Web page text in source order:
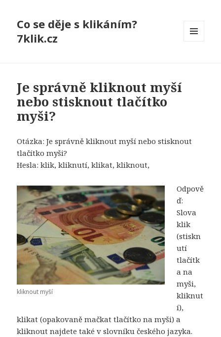
Co se děje s klikáním?
7klik.cz
Je správně kliknout myší
nebo stisknout tlačítko
myši?
Otázka: Je správně kliknout myší nebo stisknout
tlačítko myši?
Hesla: klik, kliknutí, klikat, kliknout,
kliknout myší
Odpově
ď:
Slova
klik
(stiskn
utí
tlačítk
a na
myši,
kliknut
í),
klikat (opakovaně mačkat tlačítko na myši) a
kliknout najdete také v slovníku českého jazyka.